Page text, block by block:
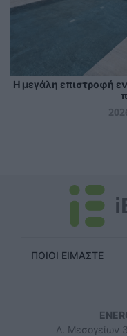
Η μεγάλη επιστροφή
ΠΟΙΟΙ ΕΙΜΑΣΤΕ
Λ. Μεσογείων